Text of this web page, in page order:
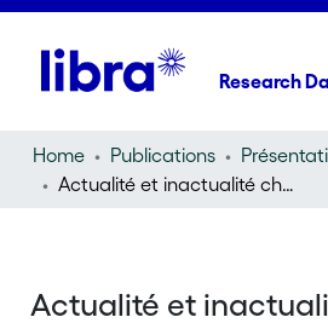
Research
Home Publications
Actualité et inactualité chez le contemporain capital
Actualité et